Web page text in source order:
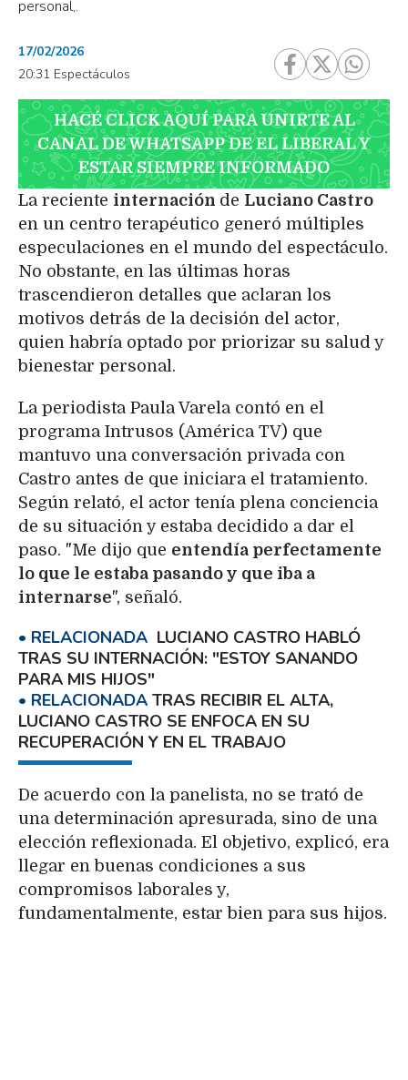
personal,.
17/02/2026
20:31 Espectáculos
HACÉ CLICK AQUÍ PARA UNIRTE AL
CANAL DE WHATSAPP DE EL LIBERAL Y
ESTAR SIEMPRE INFORMADO
La reciente internación de Luciano Castro
en un centro terapéutico generó múltiples
especulaciones en el mundo del espectáculo.
No obstante, en las últimas horas
trascendieron detalles que aclaran los
motivos detrás de la decisión del actor,
quien habría optado por priorizar su salud y
bienestar personal.
La periodista Paula Varela contó en el
programa Intrusos (América TV) que
mantuvo una conversación privada con
Castro antes de que iniciara el tratamiento.
Según relató, el actor tenía plena conciencia
de su situación y estaba decidido a dar el
paso. "Me dijo que entendía perfectamente
lo que le estaba pasando y que iba a
internarse", señaló.
LUCIANO CASTRO HABLÓ
TRAS SU INTERNACIÓN: "ESTOY SANANDO
PARA MIS HIJOS"
TRAS RECIBIR EL ALTA,
LUCIANO CASTRO SE ENFOCA EN SU
RECUPERACIÓN Y EN EL TRABAJO
De acuerdo con la panelista, no se trató de
una determinación apresurada, sino de una
elección reflexionada. El objetivo, explicó, era
llegar en buenas condiciones a sus
compromisos laborales y,
fundamentalmente, estar bien para sus hijos.